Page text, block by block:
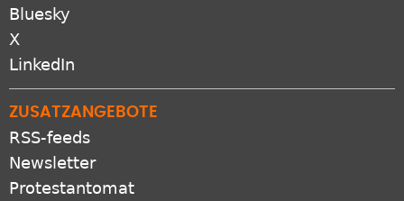
Bluesky
X
LinkedIn
ZUSATZANGEBOTE
RSS-feeds
Newsletter
Protestantomat